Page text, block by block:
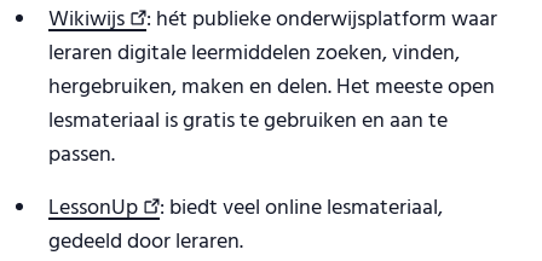
Wikiwijs
: hét publieke onderwijsplatform waar
leraren digitale leermiddelen zoeken, vinden,
hergebruiken, maken en delen. Het meeste open
lesmateriaal is gratis te gebruiken en aan te
passen.
LessonUp
: biedt veel online lesmateriaal,
gedeeld door leraren.